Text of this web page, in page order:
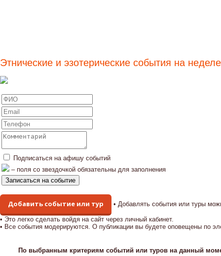
Этнические и эзотерические события на неделе
Подписаться на афишу событий
– поля со звездочкой обязательны для заполнения
Добавить событие или тур • Добавлять события или туры
• Это легко сделать войдя на сайт через личный кабинет.
• Все события модерируются. О публикации вы будете оповещены по
По выбранным критериям событий или туров на данный